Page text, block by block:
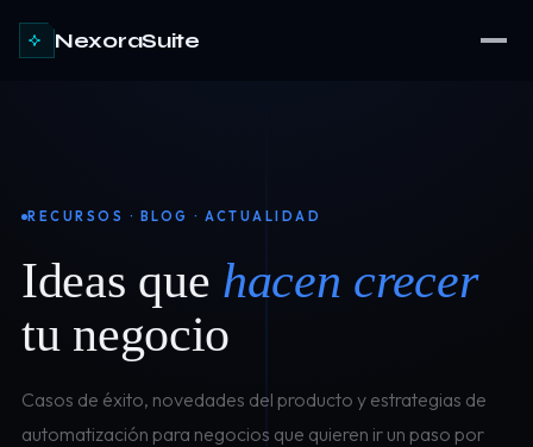
NexoraSuite
RECURSOS · BLOG · ACTUALIDAD
Ideas que hacen crecer
tu negocio
Casos de éxito, novedades del producto y estrategias de
automatización para negocios que quieren ir un paso por